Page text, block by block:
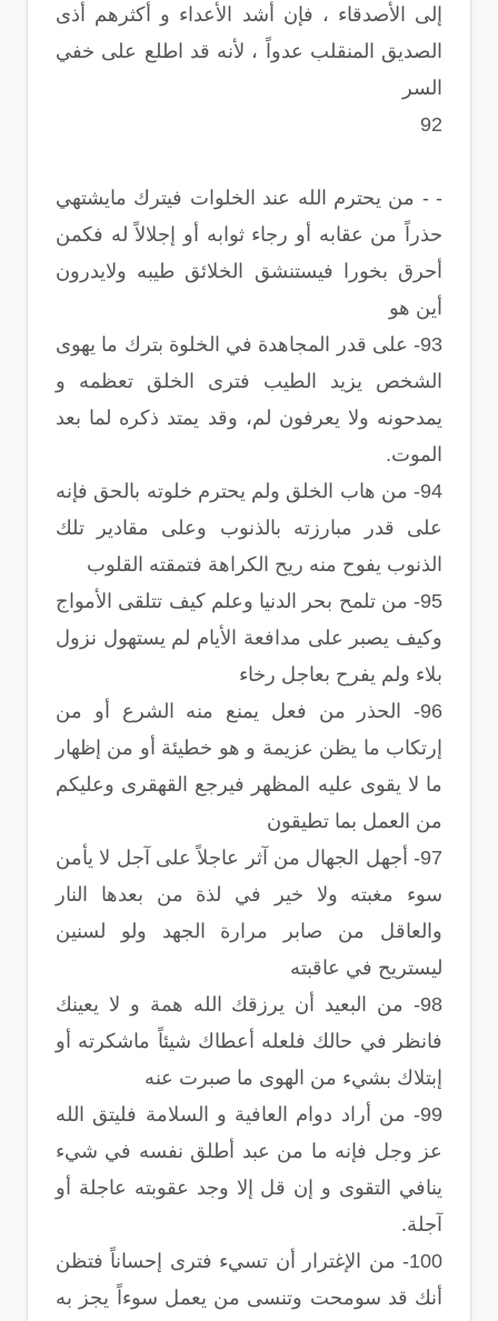
إلى الأصدقاء ، فإن أشد الأعداء و أكثرهم أذى
الصديق المنقلب عدواً ، لأنه قد اطلع على خفي
السر
92
- - من يحترم الله عند الخلوات فيترك مايشتهي
حذراً من عقابه أو رجاء ثوابه أو إجلالاً له فكمن
أحرق بخورا فيستنشق الخلائق طيبه ولايدرون
أين هو
93- على قدر المجاهدة في الخلوة بترك ما يهوى
الشخص يزيد الطيب فترى الخلق تعظمه و
يمدحونه ولا يعرفون لم، وقد يمتد ذكره لما بعد
الموت.
94- من هاب الخلق ولم يحترم خلوته بالحق فإنه
على قدر مبارزته بالذنوب وعلى مقادير تلك
الذنوب يفوح منه ريح الكراهة فتمقته القلوب
95- من تلمح بحر الدنيا وعلم كيف تتلقى الأمواج
وكيف يصبر على مدافعة الأيام لم يستهول نزول
بلاء ولم يفرح بعاجل رخاء
96- الحذر من فعل يمنع منه الشرع أو من
إرتكاب ما يظن عزيمة و هو خطيئة أو من إظهار
ما لا يقوى عليه المظهر فيرجع القهقرى وعليكم
من العمل بما تطيقون
97- أجهل الجهال من آثر عاجلاً على آجل لا يأمن
سوء مغبته ولا خير في لذة من بعدها النار
والعاقل من صابر مرارة الجهد ولو لسنين
ليستريح في عاقبته
98- من البعيد أن يرزقك الله همة و لا يعينك
فانظر في حالك فلعله أعطاك شيئاً ماشكرته أو
إبتلاك بشيء من الهوى ما صبرت عنه
99- من أراد دوام العافية و السلامة فليتق الله
عز وجل فإنه ما من عبد أطلق نفسه في شيء
ينافي التقوى و إن قل إلا وجد عقوبته عاجلة أو
آجلة.
100- من الإغترار أن تسيء فترى إحساناً فتظن
أنك قد سومحت وتنسى من يعمل سوءاً يجز به